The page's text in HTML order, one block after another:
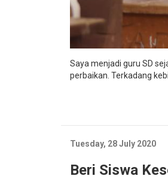
Saya menjadi guru SD
perbaikan. Terkadang
Tuesday, 28 July 2020
Beri Siswa